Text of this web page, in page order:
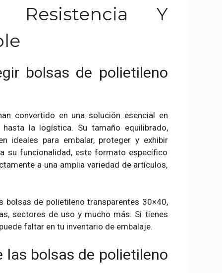
Resistencia Y
bolsas de polietileno
convertido en una solución esencial en
la logística. Su tamaño equilibrado,
ideales para embalar, proteger y exhibir
su funcionalidad, este formato específico
a una amplia variedad de artículos,
de polietileno transparentes 30×40,
sectores de uso y mucho más. Si tienes
faltar en tu inventario de embalaje.
bolsas de polietileno